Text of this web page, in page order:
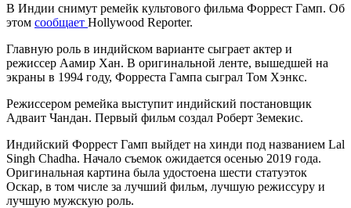
В Индии снимут ремейк культового фильма Форрест Гамп. Об
этом сообщает Hollywood Reporter.
Главную роль в индийском варианте сыграет актер и
режиссер Аамир Хан. В оригинальной ленте, вышедшей на
экраны в 1994 году, Форреста Гампа сыграл Том Хэнкс.
Режиссером ремейка выступит индийский постановщик
Адваит Чандан. Первый фильм создал Роберт Земекис.
Индийский Форрест Гамп выйдет на хинди под названием Lal
Singh Chadha. Начало съемок ожидается осенью 2019 года.
Оригинальная картина была удостоена шести статуэток
Оскар, в том числе за лучший фильм, лучшую режиссуру и
лучшую мужскую роль.